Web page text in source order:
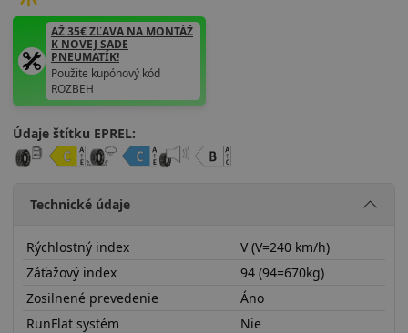
AŽ 35€ ZĽAVA NA MONTÁŽ
K NOVEJ SADE
PNEUMATÍK!
Použite kupónový kód
ROZBEH
Údaje štítku EPREL:
Technické údaje
Rýchlostný index
V (V=240 km/h)
Záťažový index
94 (94=670kg)
Zosilnené prevedenie
Áno
RunFlat systém
Nie